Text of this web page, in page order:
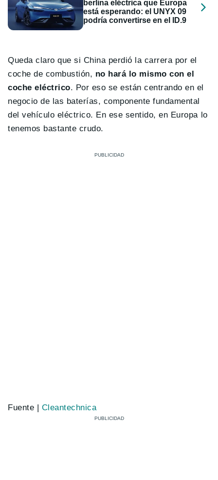
berlina eléctrica que Europa
está esperando: el UNYX 09
podría convertirse en el ID.9
Queda claro que si China perdió la carrera por el
coche de combustión, no hará lo mismo con el
coche eléctrico. Por eso se están centrando en el
negocio de las baterías, componente fundamental
del vehículo eléctrico. En ese sentido, en Europa lo
tenemos bastante crudo.
Fuente | Cleantechnica